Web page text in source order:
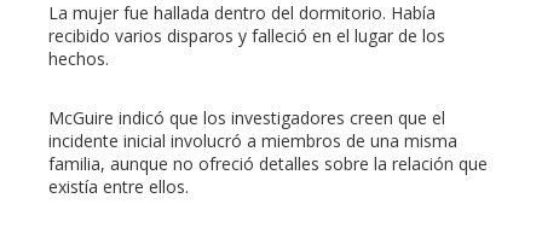
La mujer fue hallada dentro del dormitorio. Había
recibido varios disparos y falleció en el lugar de los
hechos.
McGuire indicó que los investigadores creen que el
incidente inicial involucró a miembros de una misma
familia, aunque no ofreció detalles sobre la relación que
existía entre ellos.